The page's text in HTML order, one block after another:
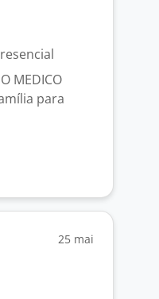
MEDICO
para
25 mai